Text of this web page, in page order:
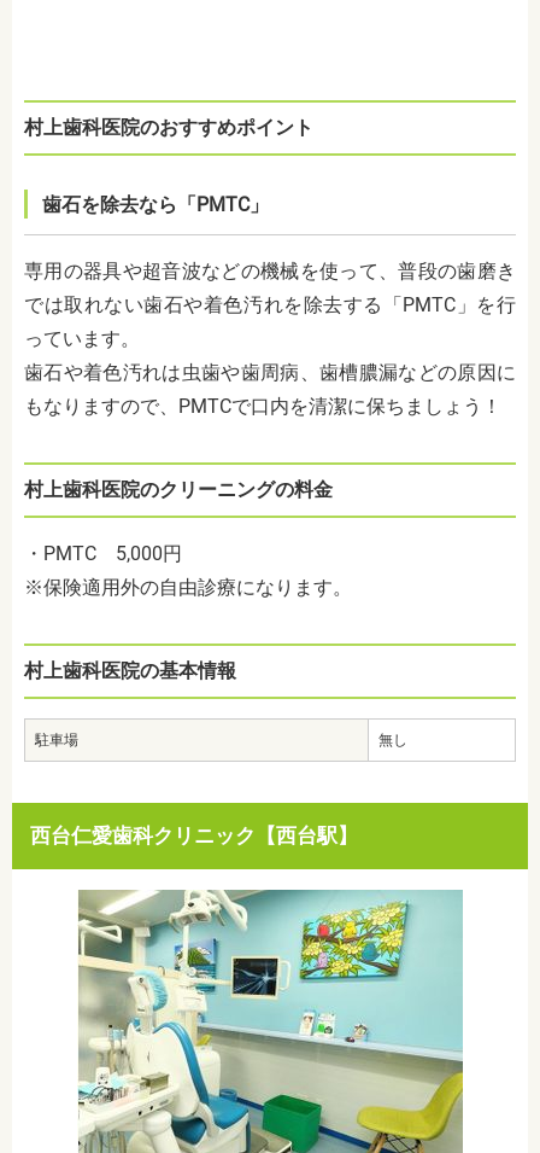
村上歯科医院のおすすめポイント
歯石を除去なら「PMTC」
専用の器具や超音波などの機械を使って、普段の歯磨き
では取れない歯石や着色汚れを除去する「PMTC」を行
っています。
歯石や着色汚れは虫歯や歯周病、歯槽膿漏などの原因に
もなりますので、PMTCで口内を清潔に保ちましょう！
村上歯科医院のクリーニングの料金
・PMTC 5,000円
※保険適用外の自由診療になります。
村上歯科医院の基本情報
駐車場 無し
西台仁愛歯科クリニック【西台駅】